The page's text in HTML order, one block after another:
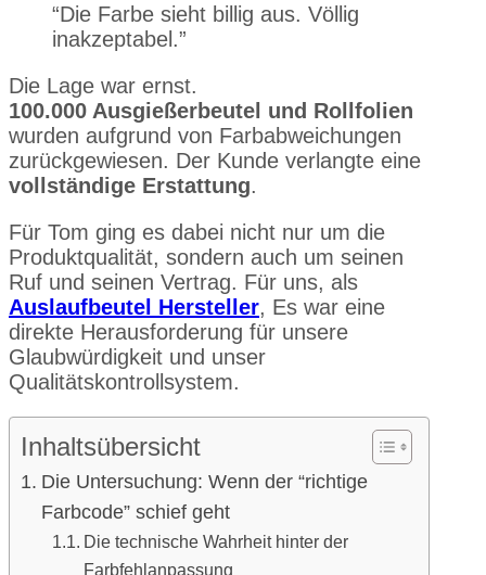
“Die Farbe sieht billig aus. Völlig
inakzeptabel.”
Die Lage war ernst.
100.000 Ausgießerbeutel und Rollfolien
wurden aufgrund von Farbabweichungen
zurückgewiesen. Der Kunde verlangte eine
vollständige Erstattung.
Für Tom ging es dabei nicht nur um die
Produktqualität, sondern auch um seinen
Ruf und seinen Vertrag. Für uns, als
Auslaufbeutel Hersteller, Es war eine
direkte Herausforderung für unsere
Glaubwürdigkeit und unser
Qualitätskontrollsystem.
Inhaltsübersicht
Die Untersuchung: Wenn der “richtige
Farbcode” schief geht
Die technische Wahrheit hinter der
Farbfehlanpassung